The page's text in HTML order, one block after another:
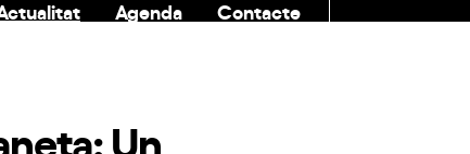
Agenda
Contacte
Un